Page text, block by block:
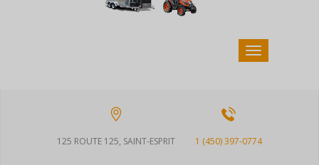
125 ROUTE 125, SAINT-ESPRIT 1 (450) 397-0774